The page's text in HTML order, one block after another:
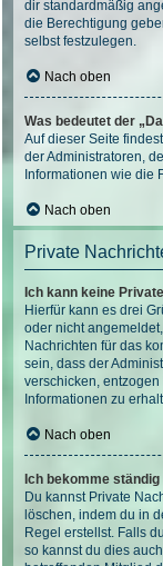
dir standardmäßig
die Berechtigung
selbst festzulegen.
Nach oben
Was bedeutet der
Auf dieser Seite
der Administratoren,
Informationen wie die
Nach oben
Private
Ich kann keine
Hierfür kann es drei
oder nicht
Nachrichten für das
sein, dass der
verschicken,
Informationen zu
Nach oben
Ich bekomme
Du kannst Private
löschen, indem du in
Regel erstellst. Falls
so kannst du dies